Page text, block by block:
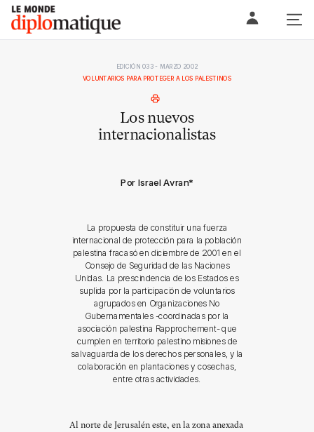
Skip
content
Le monde diplomatique
EDICIÓN 033 - MARZO 2002
VOLUNTARIOS PARA PROTEGER A LOS PALESTINOS
Los nuevos
internacionalistas
Por Israel Avran*
La propuesta de constituir una fuerza
internacional de protección para la población
palestina fracasó en diciembre de 2001 en el
Consejo de Seguridad de las Naciones
Unidas. La prescindencia de los Estados es
suplida por la participación de voluntarios
agrupados en Organizaciones No
Gubernamentales -coordinadas por la
asociación palestina Rapprochement- que
cumplen en territorio palestino misiones de
salvaguarda de los derechos personales, y la
colaboración en plantaciones y cosechas,
entre otras actividades.
Al norte de Jerusalén este, en la zona anexada